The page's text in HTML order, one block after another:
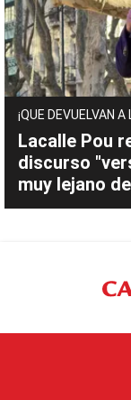
¡QUE DEVUELVAN A
Lacalle Pou
discurso
muy lejano